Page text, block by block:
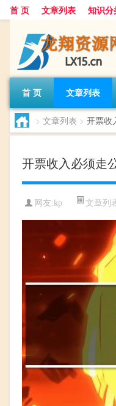
首 页 文章列表 知识分
首 页 文章列表
> 文章列表 > 开票收
开票收入必须走
网友: kp 文章列